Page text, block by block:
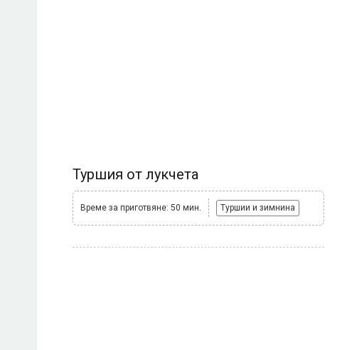
Туршия от лукчета
Време за приготвяне: 50 мин. Туршии и зимнина